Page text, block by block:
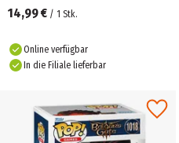
14,99 € / 1 Stk.
Online verfügbar
In die Filiale lieferbar